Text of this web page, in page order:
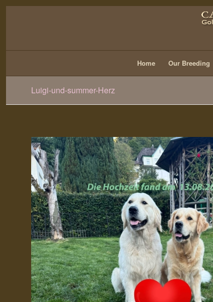
Home Our Breeding
Luigi-und-summer-Herz